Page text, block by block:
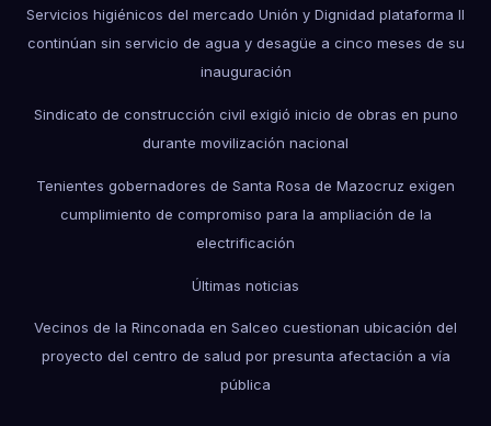
Servicios higiénicos del mercado Unión y Dignidad plataforma II
continúan sin servicio de agua y desagüe a cinco meses de su
inauguración
Sindicato de construcción civil exigió inicio de obras en puno
durante movilización nacional
Tenientes gobernadores de Santa Rosa de Mazocruz exigen
cumplimiento de compromiso para la ampliación de la
electrificación
Últimas noticias
Vecinos de la Rinconada en Salceo cuestionan ubicación del
proyecto del centro de salud por presunta afectación a vía
pública